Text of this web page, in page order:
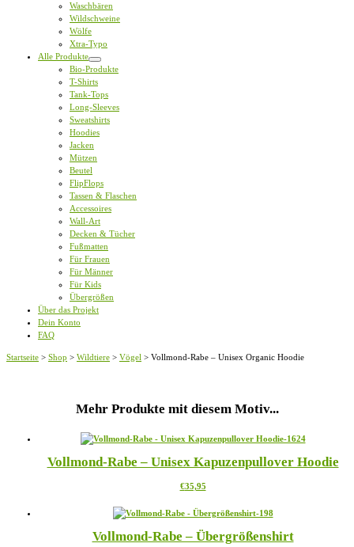
Waschbären
Wildschweine
Wölfe
Xtra-Typo
Alle Produkte
Bio-Produkte
T-Shirts
Tank-Tops
Long-Sleeves
Sweatshirts
Hoodies
Jacken
Mützen
Beutel
FlipFlops
Tassen & Flaschen
Accessoires
Wall-Art
Decken & Tücher
Fußmatten
Für Frauen
Für Männer
Für Kids
Übergrößen
Über das Projekt
Dein Konto
FAQ
Startseite > Shop > Wildtiere > Vögel > Vollmond-Rabe – Unisex Organic Hoodie
Mehr Produkte mit diesem Motiv...
Vollmond-Rabe – Unisex Kapuzenpullover Hoodie
€35,95Dieses
weist
Varianten
Vollmond-Rabe – Übergrößenshirt